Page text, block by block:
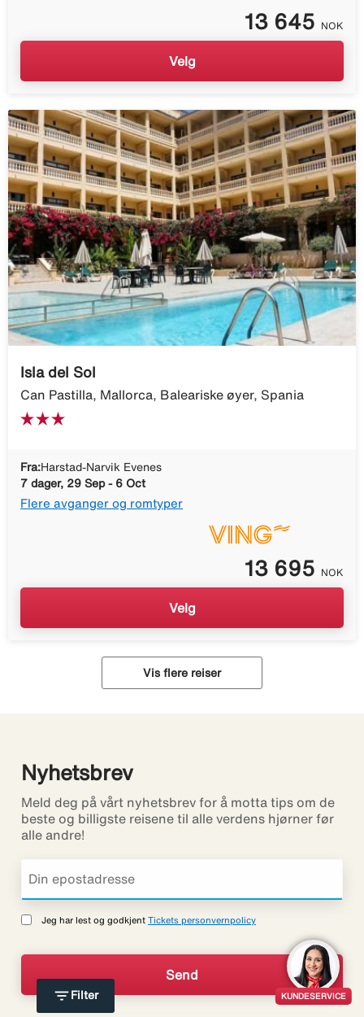
filter_list Filter
13 645 NOK
Velg
Isla del Sol
Can Pastilla, Mallorca, Baleariske øyer, Spania
Fra:Harstad-Narvik Evenes
7 dager, 29 Sep - 6 Oct
Flere avganger og romtyper
13 695 NOK
Velg
Vis flere reiser
Nyhetsbrev
Meld deg på vårt nyhetsbrev for å motta tips om de
beste og billigste reisene til alle verdens hjørner før
alle andre!
Jeg har lest og godkjent Tickets personvernpolicy
KUNDESERVICE